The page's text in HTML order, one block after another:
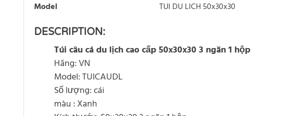
Model
TUI DU LICH 50x30x30
DESCRIPTION:
Túi câu cá du lịch cao cấp 50x30x30 3 ngăn 1 hộp
Hãng: VN
Model: TUICAUDL
Số lượng: cái
màu : Xanh